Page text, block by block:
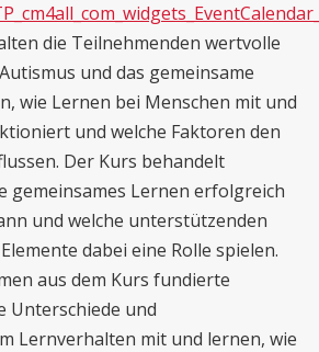
die Teilnehmenden wertvolle
und das gemeinsame
wie Lernen bei Menschen mit und
und welche Faktoren den
Der Kurs behandelt
gemeinsames Lernen erfolgreich
und welche unterstützenden
dabei eine Rolle spielen.
aus dem Kurs fundierte
Unterschiede und
Lernverhalten mit und lernen, wie